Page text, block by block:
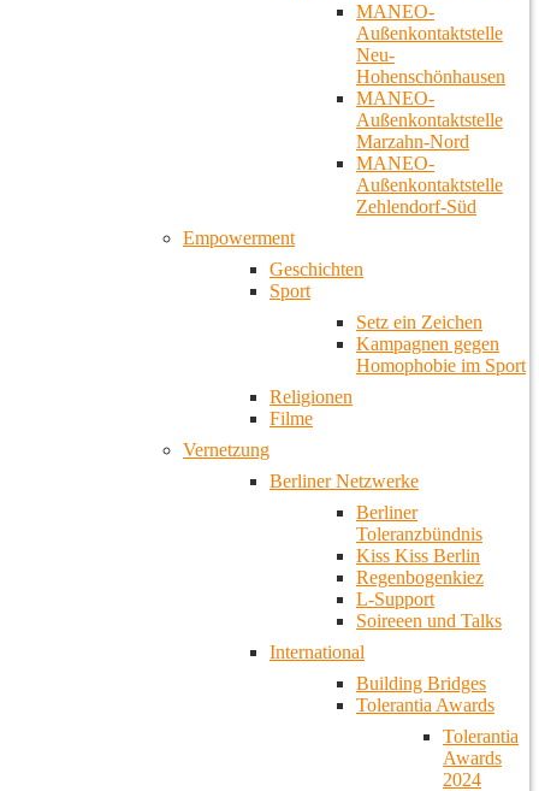
MANEO-
Außenkontaktstelle
Neu-
Hohenschönhausen
MANEO-
Außenkontaktstelle
Marzahn-Nord
MANEO-
Außenkontaktstelle
Zehlendorf-Süd
Empowerment
Geschichten
Sport
Setz ein Zeichen
Kampagnen gegen
Homophobie im Sport
Religionen
Filme
Vernetzung
Berliner Netzwerke
Berliner
Toleranzbündnis
Kiss Kiss Berlin
Regenbogenkiez
L-Support
Soireeen und Talks
International
Building Bridges
Tolerantia Awards
Tolerantia
Awards
2024